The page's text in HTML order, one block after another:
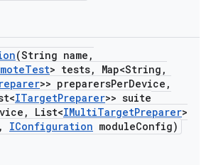
(String name ,
Test> tests, Map<String ,
>> preparersPerDevice ,
ITargetPreparer>> suite
, List<IMultiTargetPreparer>
, IConfiguration moduleConfig)